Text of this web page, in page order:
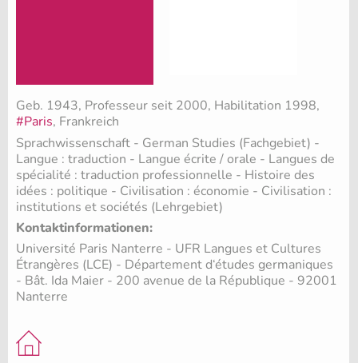
Geb. 1943, Professeur seit 2000, Habilitation 1998,
#Paris, Frankreich
Sprachwissenschaft - German Studies (Fachgebiet) -
Langue : traduction - Langue écrite / orale - Langues de
spécialité : traduction professionnelle - Histoire des
idées : politique - Civilisation : économie - Civilisation :
institutions et sociétés (Lehrgebiet)
Kontaktinformationen:
Université Paris Nanterre - UFR Langues et Cultures
Étrangères (LCE) - Département d‘études germaniques
- Bât. Ida Maier - 200 avenue de la République - 92001
Nanterre